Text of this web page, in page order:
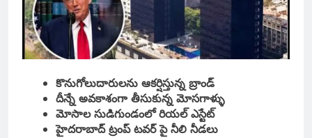
కొనుగోలుదారులను ఆకర్షిస్తున్న బ్రాండ్
దీన్నే అవకాశంగా తీసుకున్న మోసగాళ్ళు
మోసాల సుడిగుండంలో రియల్ ఎస్టేట్
హైదరాబాద్ ట్రంప్ టవర్ పై నీలి నీడలు